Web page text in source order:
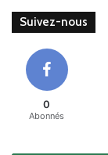
Suivez-nous
0
Abonnés